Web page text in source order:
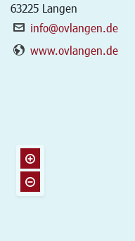
63225 Langen
info@ovlangen.de
www.ovlangen.de